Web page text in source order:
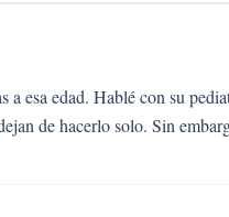
esa edad. Hablé con su
de hacerlo solo. Sin